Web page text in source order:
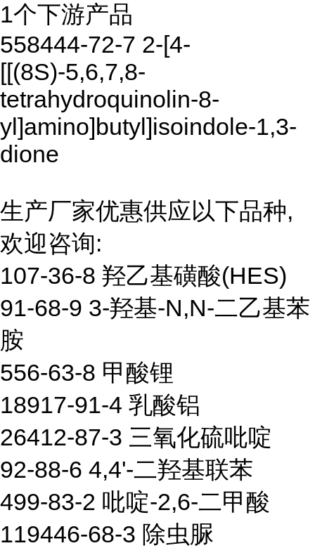
1个下游产品
558444-72-7 2-[4-
[[(8S)-5,6,7,8-
tetrahydroquinolin-8-
yl]amino]butyl]isoindole-1,3-
dione
生产厂家优惠供应以下品种,
欢迎咨询:
107-36-8 羟乙基磺酸(HES)
91-68-9 3-羟基-N,N-二乙基苯
胺
556-63-8 甲酸锂
18917-91-4 乳酸铝
26412-87-3 三氧化硫吡啶
92-88-6 4,4'-二羟基联苯
499-83-2 吡啶-2,6-二甲酸
119446-68-3 除虫脲